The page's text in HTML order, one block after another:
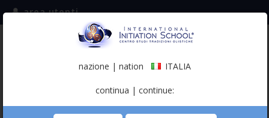
iscriviti alla mailing list
(italiano)
area utenti
nazione | nation ITALIA
continua | continue: